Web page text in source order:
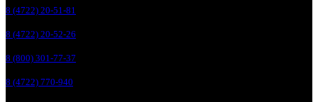
8 (4722) 20-51-81
8 (4722) 20-52-26
8 (800) 301-77-37
8 (4722) 770-940